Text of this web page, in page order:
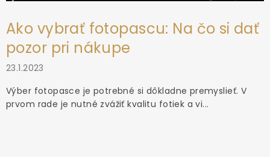
Ako vybrať fotopascu: Na čo si dať
pozor pri nákupe
23.1.2023
Výber fotopasce je potrebné si dôkladne premyslieť. V
prvom rade je nutné zvážiť kvalitu fotiek a vi...